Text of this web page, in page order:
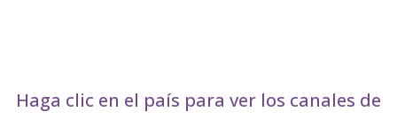
Haga clic en el país para ver los canales de